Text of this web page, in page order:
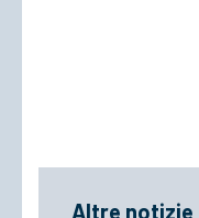
Altre notizie